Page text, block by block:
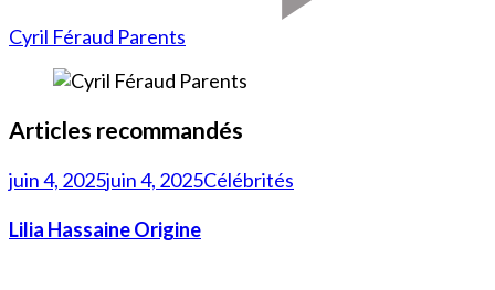
Cyril Féraud Parents
Articles recommandés
juin 4, 2025juin 4, 2025Célébrités
Lilia Hassaine Origine